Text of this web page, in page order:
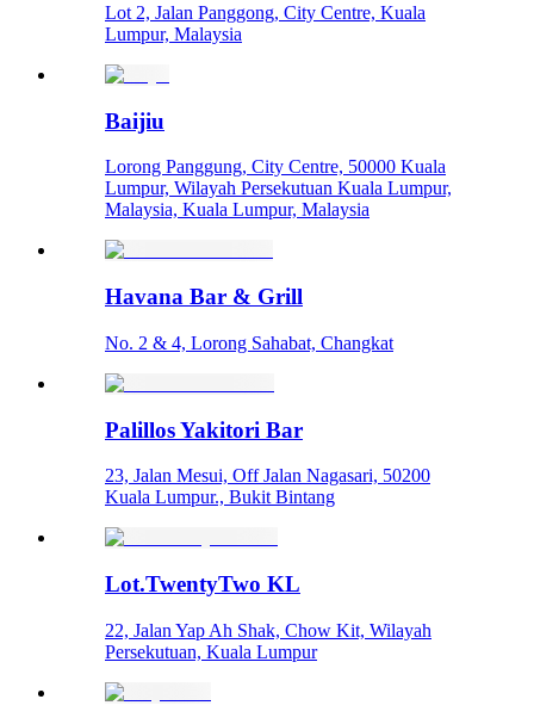
Lot 2, Jalan Panggong, City Centre, Kuala
Lumpur, Malaysia
Baijiu
Lorong Panggung, City Centre, 50000 Kuala
Lumpur, Wilayah Persekutuan Kuala Lumpur,
Malaysia, Kuala Lumpur, Malaysia
Havana Bar & Grill
No. 2 & 4, Lorong Sahabat, Changkat
Palillos Yakitori Bar
23, Jalan Mesui, Off Jalan Nagasari, 50200
Kuala Lumpur., Bukit Bintang
Lot.TwentyTwo KL
22, Jalan Yap Ah Shak, Chow Kit, Wilayah
Persekutuan, Kuala Lumpur